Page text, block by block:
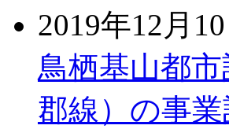
2019年12月
鳥栖基山都
郡線）の事